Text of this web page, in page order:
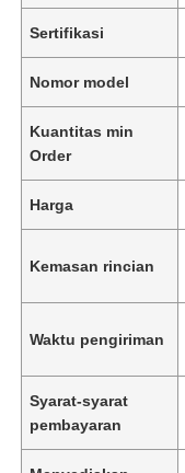
Sertifikasi
Nomor model
Kuantitas min
Order
Harga
Kemasan rincian
Waktu pengiriman
Syarat-syarat
pembayaran